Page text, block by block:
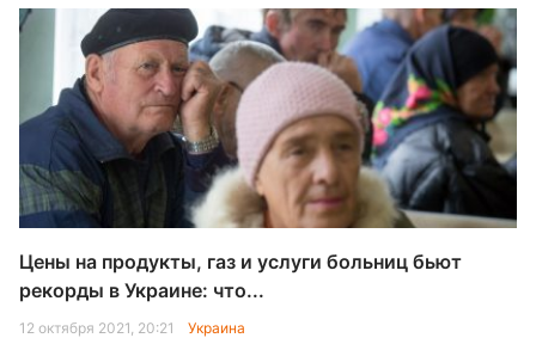
Цены на продукты, газ и услуги больниц бьют
рекорды в Украине: что...
12 октября 2021, 20:21 Украина